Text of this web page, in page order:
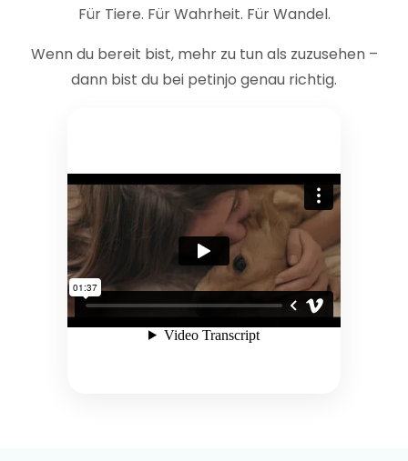
Für Tiere. Für Wahrheit. Für Wandel.
Wenn du bereit bist, mehr zu tun als zuzusehen –
dann bist du bei petinjo genau richtig.